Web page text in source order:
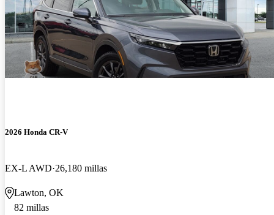
2026 Honda CR-V
EX-L AWD 26,180 millas
Lawton, OK
82 millas